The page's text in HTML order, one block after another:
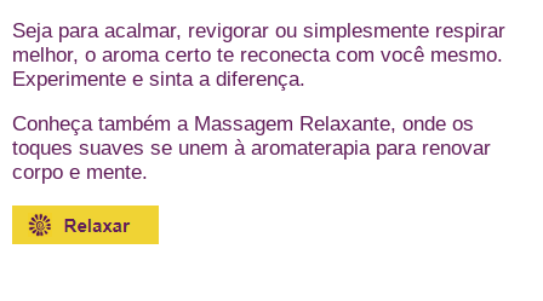
Seja para acalmar, revigorar ou simplesmente respirar
melhor, o aroma certo te reconecta com você mesmo.
Experimente e sinta a diferença.
Conheça também a Massagem Relaxante, onde os
toques suaves se unem à aromaterapia para renovar
corpo e mente.